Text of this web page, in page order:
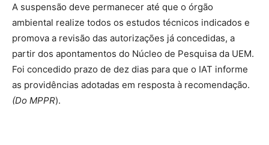
A suspensão deve permanecer até que o órgão
ambiental realize todos os estudos técnicos indicados e
promova a revisão das autorizações já concedidas, a
partir dos apontamentos do Núcleo de Pesquisa da UEM.
Foi concedido prazo de dez dias para que o IAT informe
as providências adotadas em resposta à recomendação.
(Do MPPR).